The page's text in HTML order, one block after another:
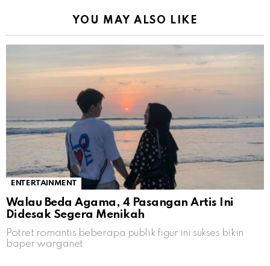
YOU MAY ALSO LIKE
ENTERTAINMENT
Walau Beda Agama, 4 Pasangan Artis Ini
Didesak Segera Menikah
Potret romantis beberapa publik figur ini sukses bikin
baper warganet